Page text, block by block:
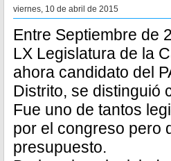
viernes, 10 de abril de 2015
Entre Septiembre de
LX Legislatura de la
ahora candidato del
Distrito, se distinguió
Fue uno de tantos
por el congreso pero
presupuesto.